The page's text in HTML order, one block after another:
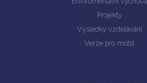
Projekty
Výsledky vzdělávání
Verze pro mobil